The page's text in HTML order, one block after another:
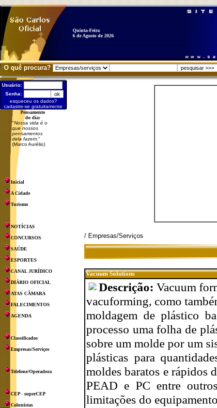
Quinta-Feira
6 de Agosto de 2026
O quê procura?
Usuário:
Senha:
esqueceu os dados?
cadastre-se gratuitamente
Pensamento
do dia:
"Nossa vida é o
que nossos
pensamentos
dela fazem. "
(Marco Aurélio)
Inicial
A Cidade
Turismo
NOTÍCIAS
CONCURSOS
SAÚDE
ESPORTES
CANAL JURÍDICO
DIÁRIO OFICIAL
ATAS CÂMARA
FALECIMENTOS
AGENDA
Classificados
Empresas/Serviços
Telefone/Operadora
CEP - superCEP
Colunistas
/ Empresas/Serviços
Vacuum Solutions
Descrição: Vacuum
vacuforming, como
moldagem de plástico
processo uma folha de
sobre um molde por um
plásticas para
moldes baratos e rápidos
PEAD e PC entre
limitações do